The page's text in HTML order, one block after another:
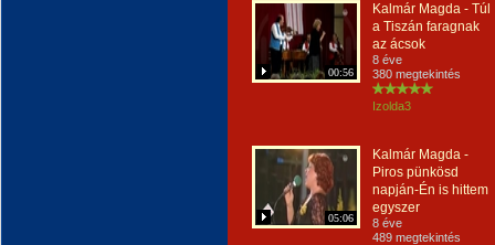
00:56
Kalmár Magda - Túl
a Tiszán faragnak
az ácsok
8 éve
380 megtekintés
Izolda3
05:06
Kalmár Magda -
Piros pünkösd
napján-Én is hittem
egyszer
8 éve
489 megtekintés